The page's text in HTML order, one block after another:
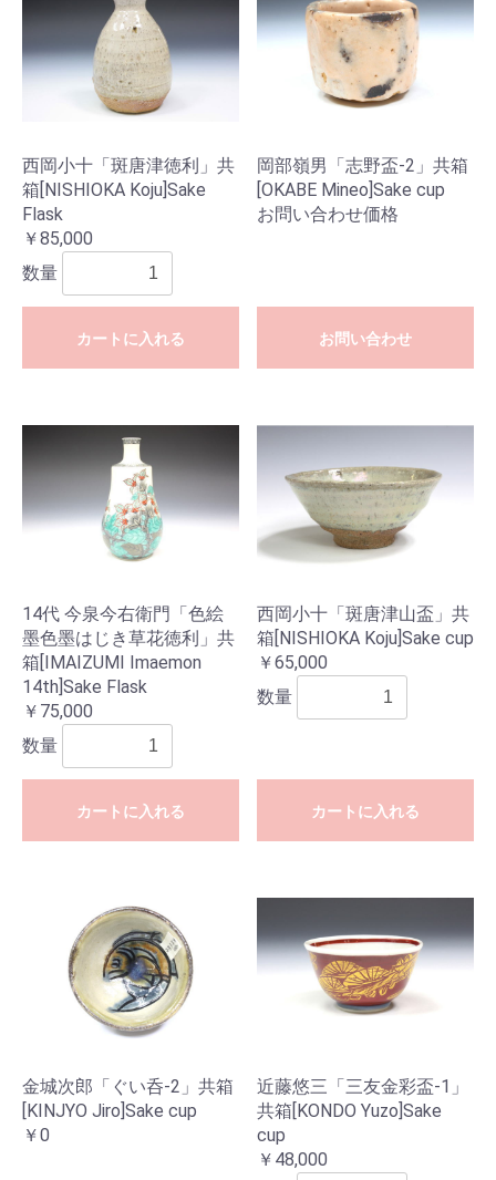
西岡小十「斑唐津徳利」共
箱[NISHIOKA Koju]Sake
Flask
￥85,000
数量
カートに入れる
岡部嶺男「志野盃-2」共箱
[OKABE Mineo]Sake cup
お問い合わせ価格
お問い合わせ
14代 今泉今右衛門「色絵
墨色墨はじき草花徳利」共
箱[IMAIZUMI Imaemon
14th]Sake Flask
￥75,000
数量
カートに入れる
西岡小十「斑唐津山盃」共
箱[NISHIOKA Koju]Sake cup
￥65,000
数量
カートに入れる
金城次郎「ぐい呑-2」共箱
[KINJYO Jiro]Sake cup
￥0
近藤悠三「三友金彩盃-1」
共箱[KONDO Yuzo]Sake
cup
￥48,000